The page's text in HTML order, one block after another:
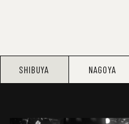
SHIBUYA NAGOYA